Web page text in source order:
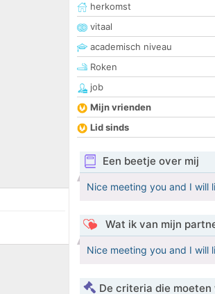
herkomst
vitaal
academisch niveau
Roken
job
Mijn vrienden
Lid sinds
Een beetje over mij
Nice meeting you and I will
Wat ik van mijn
Nice meeting you and I will
De criteria die